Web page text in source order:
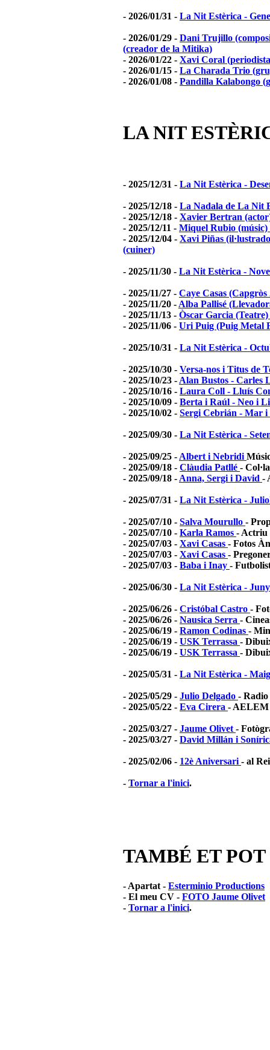
- 2026/01/31 - La Nit Estèrica -
- 2026/01/29 - Dani Trujillo
(creador de la Mitika)
- 2026/01/22 - Xavi Coral
- 2026/01/15 - La Charada Trio
- 2026/01/08 - Pandilla Kalabongo
LA NIT
- 2025/12/31 - La Nit Estèrica -
- 2025/12/18 - La Nadala de La Nit
- 2025/12/18 - Xavier Bertran
- 2025/12/11 - Miquel Rubio
- 2025/12/04 - Xavi Piñas
(cuiner)
- 2025/11/30 - La Nit Estèrica -
- 2025/11/27 - Caye Casas
- 2025/11/20 - Alba Pallisé
- 2025/11/13 - Òscar Garcia
- 2025/11/06 - Uri Puig (Puig Metal
- 2025/10/31 - La Nit Estèrica -
- 2025/10/30 - Versa-nos i Titus de
- 2025/10/23 - Alan Bustos - Carles
- 2025/10/16 - Laura Coll - Lluís
- 2025/10/09 - Berta i Raúl - Neo i
- 2025/10/02 - Sergi Cebrián - Mar
- 2025/09/30 - La Nit Estèrica -
- 2025/09/25 - Albert i Nebridi
- 2025/09/18 - Clàudia Patllé -
- 2025/09/18 - Anna, Sergi i David -
- 2025/07/31 - La Nit Estèrica -
- 2025/07/10 - Salva Mourullo -
- 2025/07/10 - Karla Ramos - Actriu
- 2025/07/03 - Xavi Casas - Fotos
- 2025/07/03 - Xavi Casas -
- 2025/07/03 - Baba i Inay -
- 2025/06/30 - La Nit Estèrica -
- 2025/06/26 - Cristóbal Castro -
- 2025/06/26 - Nausica Serra -
- 2025/06/19 - Ramon Codinas -
- 2025/06/19 - USK Terrassa -
- 2025/06/19 - USK Terrassa -
- 2025/05/31 - La Nit Estèrica -
- 2025/05/29 - Julio Delgado - Radio
- 2025/05/22 - Eva Cirera - AELEM
- 2025/03/27 - Jaume Olivet -
- 2025/03/27 - David Millán i
- 2025/02/06 - 12è Aniversari - al
- Tornar a l'inici.
TAMBÉ ET
- Apartat - Esterminio Productions
- El meu CV - FOTO Jaume Olivet
- Tornar a l'inici.